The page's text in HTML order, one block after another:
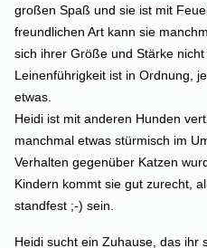
großen Spaß und sie ist mit
freundlichen Art kann sie
sich ihrer Größe und Stärke
Leinenführigkeit ist in Ordnung,
etwas.
Heidi ist mit anderen Hunden
manchmal etwas stürmisch im
Verhalten gegenüber Katzen
Kindern kommt sie gut zurecht,
standfest ;-) sein.
Heidi sucht ein Zuhause, das ihr